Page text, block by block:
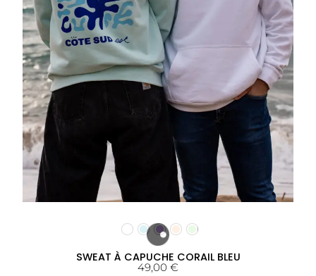
SWEAT À CAPUCHE CORAIL BLEU
49,00 €